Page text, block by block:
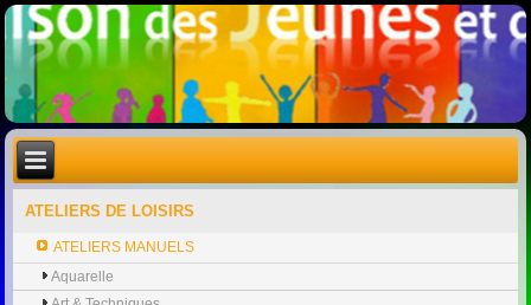
ATELIERS DE LOISIRS
ATELIERS MANUELS
Aquarelle